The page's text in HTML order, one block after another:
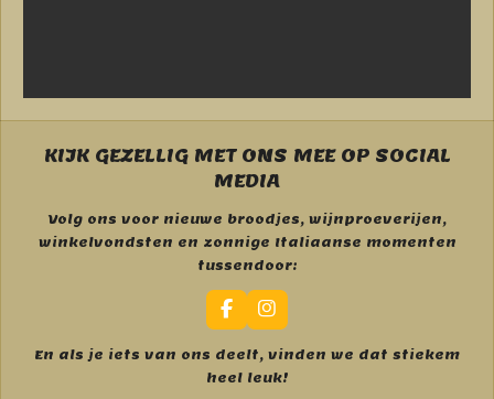
KIJK GEZELLIG MET ONS MEE OP SOCIAL
MEDIA
Volg ons voor nieuwe broodjes, wijnproeverijen,
winkelvondsten en zonnige Italiaanse momenten
tussendoor:
F
a
c
b
I
n
s
t
a
En als je iets van ons deelt, vinden we dat stiekem
heel leuk!